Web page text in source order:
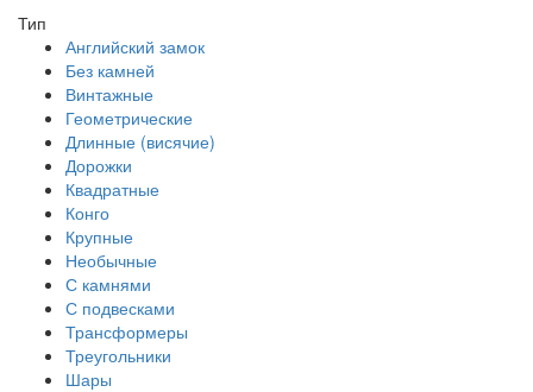
Тип
Английский замок
Без камней
Винтажные
Геометрические
Длинные (висячие)
Дорожки
Квадратные
Конго
Крупные
Необычные
С камнями
С подвесками
Трансформеры
Треугольники
Шары